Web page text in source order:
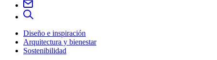
Diseño e inspiración
Arquitectura y bienestar
Sostenibilidad